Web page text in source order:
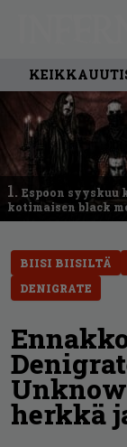
1. Espoon
kotimaisen black
BIISI BIISILTÄ
DENIGRATE
herkkä